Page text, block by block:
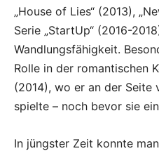
„House of Lies“ (2013),
Serie „StartUp“ (2016-
Wandlungsfähigkeit.
Rolle in der romantischen
(2014), wo er an der Seite
spielte – noch bevor sie
In jüngster Zeit konnte